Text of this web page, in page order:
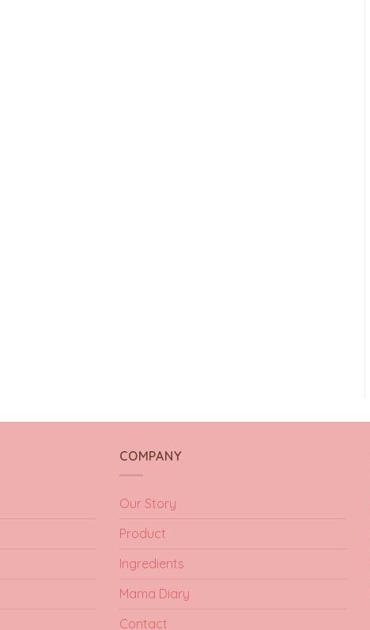
COMPANY
Our Story
Product
Ingredients
Mama Diary
Contact